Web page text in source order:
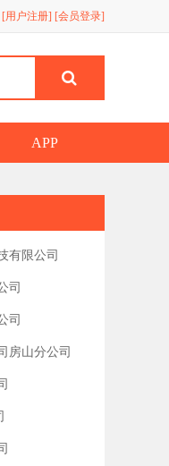
[用户注册] [会员登录]
APP
有限公司
司
司
房山分公司